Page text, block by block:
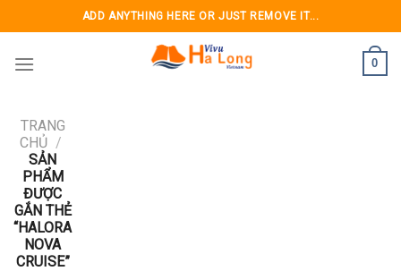
to
content
ADD ANYTHING HERE OR JUST REMOVE IT...
0
TRANG
CHỦ /
SẢN
PHẨM
ĐƯỢC
GẮN THẺ
“HALORA
NOVA
CRUISE”